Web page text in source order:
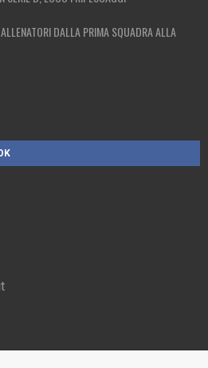
DALLA PRIMA SQUADRA ALLA